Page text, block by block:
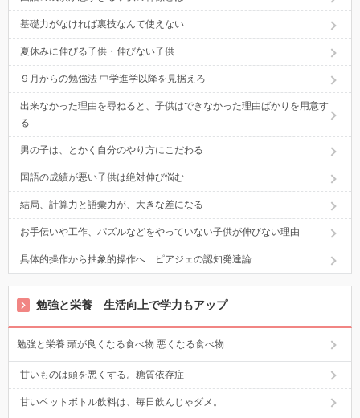
基礎力がなければ裏技なんて使えない
夏休みに伸びる子供・伸びない子供
９月からの勉強法 中学進学以降を見据えろ
出来なかった理由を尋ねると、子供はできなかった理由ばかりを用意す
る
男の子は、とかく自分のやり方にこだわる
国語の成績が悪い子供は絶対伸び悩む
結局、計算力と語彙力が、大きな差になる
お手伝いや工作、パズルなどをやっていない子供が伸びない理由
具体的操作から抽象的操作へ ピアジェの認知発達論
勉強と栄養 生活向上で学力もアップ
勉強と栄養 頭が良くなる食べ物 悪くなる食べ物
甘いものは頭を悪くする。糖質依存症
甘いペットボトル飲料は、毎日飲んじゃダメ。